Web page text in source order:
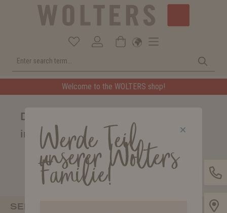
Welcome to the WOLTERS shop!
Diese Seite befindet sich aktuell
im Aufbau.
SERVICE HOTLINE
Werde Teil
unserer Wolters
Familie!